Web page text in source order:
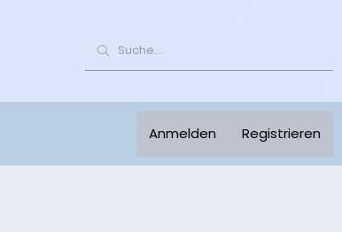
Anmelden Registrieren